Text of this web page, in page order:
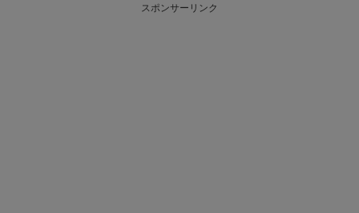
スポンサーリンク